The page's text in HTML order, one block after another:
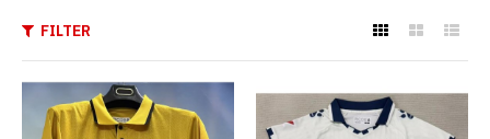
FILTER
Camiseta Espanyol 125
aniversario